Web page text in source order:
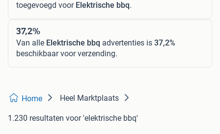
toegevoegd voor Elektrische bbq.
37,2%
Van alle Elektrische bbq advertenties is 37,2%
beschikbaar voor verzending.
Home Heel Marktplaats
1.230 resultaten voor 'elektrische bbq'